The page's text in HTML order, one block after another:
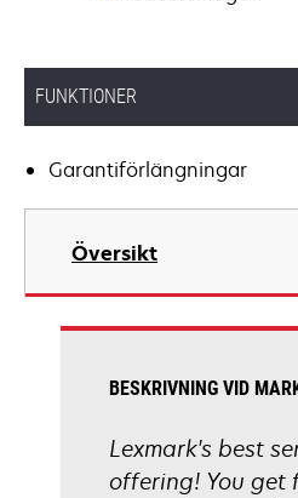
FUNKTIONER
Garantiförlängningar
Översikt
BESKRIVNING VID
Lexmark's best
offering! You get